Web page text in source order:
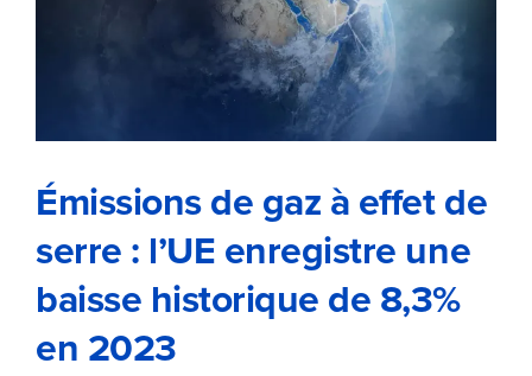
Émissions de gaz à effet de
serre : l’UE enregistre une
baisse historique de 8,3% en
2023
Émissions de gaz à effet de
serre : l’UE enregistre une
baisse historique de 8,3%
en 2023